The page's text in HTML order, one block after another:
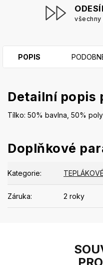
POPIS
Detailní popis
Tílko: 50% bavlna, 50%
Doplňkové
Kategorie:
Záruka: 2 roky